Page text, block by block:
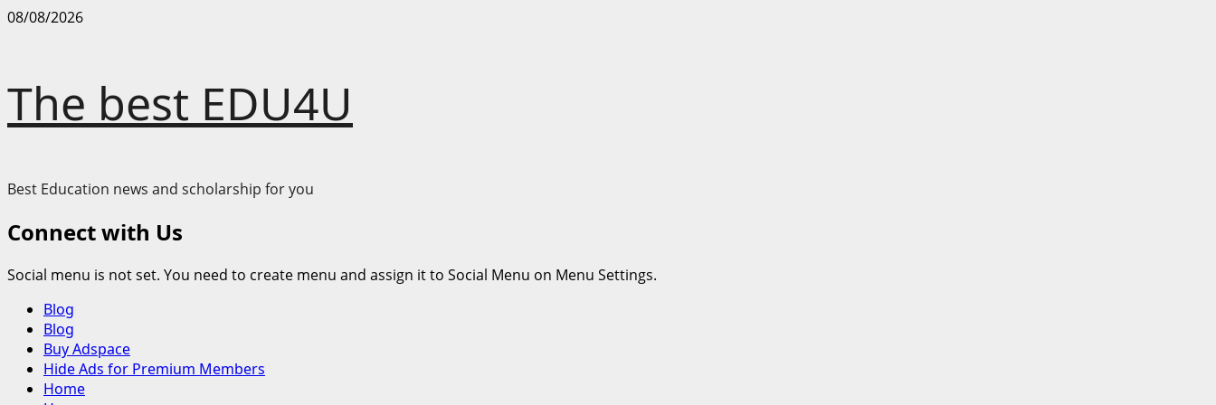
Skip
08/08/2026
The best EDU4U
Best Education news and scholarship for you
Connect with Us
Social menu is not set. You need to create menu and assign it to Social Menu on Menu Settings.
Primary
Menu
Blog
Blog
Buy Adspace
Hide Ads for Premium Members
Home